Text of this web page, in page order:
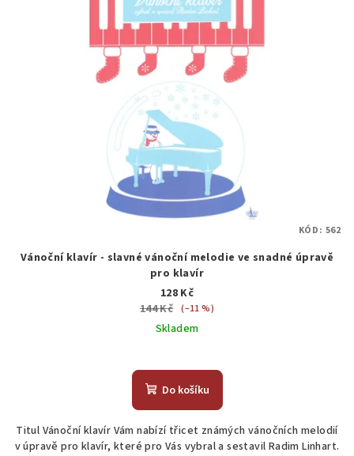
Vánoční klavír - slavné vánoční melodie ve snadné úpravě
pro klavír
128 Kč
144 Kč (–11 %)
Skladem
Do košíku
Titul Vánoční klavír Vám nabízí třicet známých vánočních melodií
v úpravě pro klavír, které pro Vás vybral a sestavil Radim Linhart.
KÓD: 562